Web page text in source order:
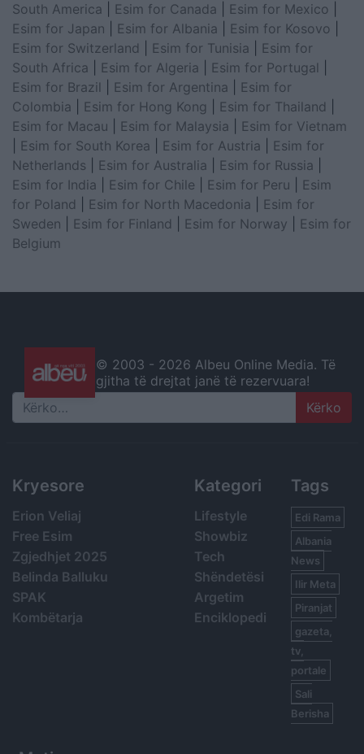
South America
Esim for Canada Esim for Mexico
Esim for Japan
Esim for Albania Esim for Kosovo
Esim for Switzerland
Esim for Tunisia
Esim for
South Africa
Esim for Algeria Esim for Portugal
Esim for Brazil
Esim for Argentina
Esim for
Colombia
Esim for Hong Kong Esim for Thailand
Esim for Macau
Esim for Malaysia
Esim for Vietnam
Esim for South Korea Esim for Austria
Esim for
Netherlands
Esim for Australia Esim for Russia
Esim for India
Esim for Chile Esim for Peru
Esim
for Poland
Esim for North Macedonia
Esim for
Sweden
Esim for Finland Esim for Norway
Esim for
Belgium
© 2003 - 2026 Albeu Online Media. Të
gjitha të drejtat janë të rezervuara!
Search
Kryesore
Erion Veliaj
Free Esim
Zgjedhjet 2025
Belinda Balluku
SPAK
Kombëtarja
Kategori
Lifestyle
Showbiz
Tech
Shëndetësi
Argetim
Enciklopedi
Tags
Edi Rama
Albania
News
Ilir Meta
Piranjat
gazeta,
tv,
portale
Sali
Berisha